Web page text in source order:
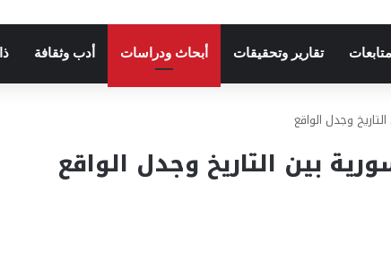
متابعات تقارير وتحقيقات أبحاث ودراسات أدب وثقافة
وجدل الواقع
بين التاريخ وجدل الواقع